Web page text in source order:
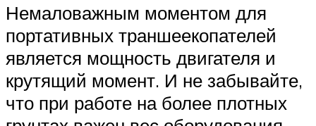
Немаловажным моментом для
портативных траншеекопателей
является мощность двигателя и
крутящий момент. И не забывайте,
что при работе на более плотных